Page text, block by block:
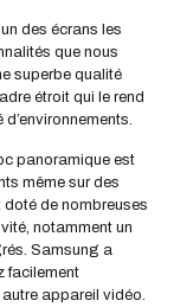
des écrans les
que nous
superbe qualité
étroit qui le rend
panoramique est
même sur des
de nombreuses
notamment un
Samsung a
facilement
appareil vidéo.